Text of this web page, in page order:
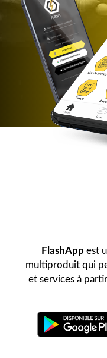
FlashApp est
multiproduit qui
et services à